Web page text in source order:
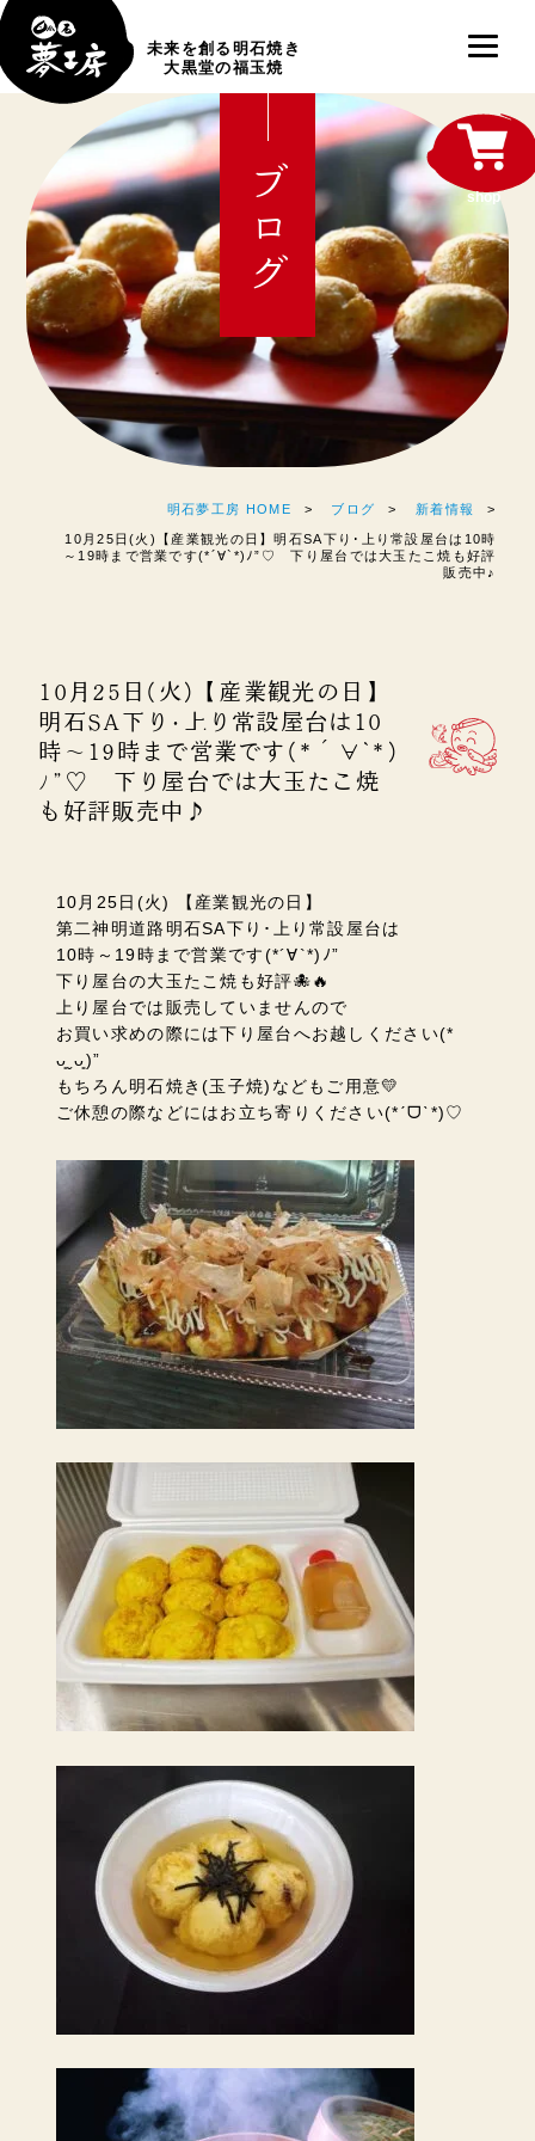
未来を創る明石焼き
大黒堂の福玉焼
ブログ
明石夢工房 HOME ブログ 新着情報
10月25日(火)【産業観光の日】明石SA下り･上り常設屋台は10時
～19時まで営業です(*´∀`*)ﾉ”♡ 下り屋台では大玉たこ焼も好評
販売中♪
10月25日(火)【産業観光の日】
明石SA下り･上り常設屋台は10
時～19時まで営業です(*´∀`*)
ﾉ”♡ 下り屋台では大玉たこ焼
も好評販売中♪
10月25日(火) 【産業観光の日】
第二神明道路明石SA下り･上り常設屋台は
10時～19時まで営業です(*´∀`*)ﾉ”
下り屋台の大玉たこ焼も好評🐙🔥
上り屋台では販売していませんので
お買い求めの際には下り屋台へお越しください(*
ᴗ͈ˬᴗ͈)”
もちろん明石焼き(玉子焼)などもご用意💛
ご休憩の際などにはお立ち寄りください(*ˊᗜˋ*)♡
shop